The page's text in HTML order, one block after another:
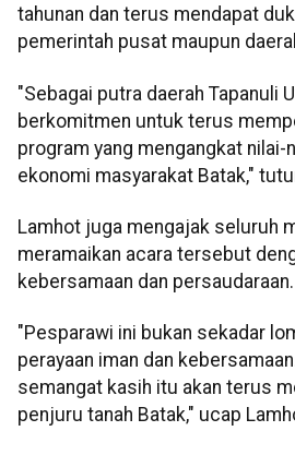
tahunan dan terus mendapat
pemerintah pusat maupun
"Sebagai putra daerah Tapanuli
berkomitmen untuk terus
program yang mengangkat nilai-
ekonomi masyarakat Batak,"
Lamhot juga mengajak seluruh
meramaikan acara tersebut
kebersamaan dan persaudaraan.
"Pesparawi ini bukan sekadar
perayaan iman dan
semangat kasih itu akan terus
penjuru tanah Batak," ucap